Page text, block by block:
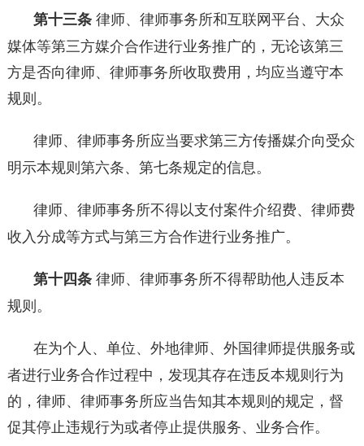
第十三条 律师、律师事务所和互联网平台、大众
媒体等第三方媒介合作进行业务推广的，无论该第三
方是否向律师、律师事务所收取费用，均应当遵守本
规则。
律师、律师事务所应当要求第三方传播媒介向受众
明示本规则第六条、第七条规定的信息。
律师、律师事务所不得以支付案件介绍费、律师费
收入分成等方式与第三方合作进行业务推广。
第十四条 律师、律师事务所不得帮助他人违反本
规则。
在为个人、单位、外地律师、外国律师提供服务或
者进行业务合作过程中，发现其存在违反本规则行为
的，律师、律师事务所应当告知其本规则的规定，督
促其停止违规行为或者停止提供服务、业务合作。